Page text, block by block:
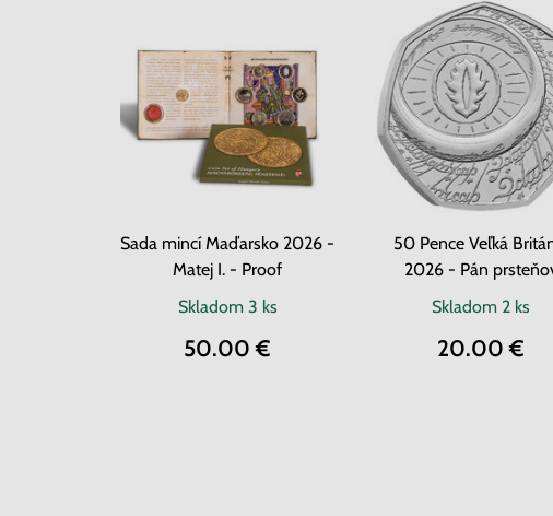
Sada mincí Maďarsko 2026 -
Matej I. - Proof
Skladom 3 ks
50.00 €
50 Pence Veľká
2026 - Pán
Skladom 2 ks
20.00 €